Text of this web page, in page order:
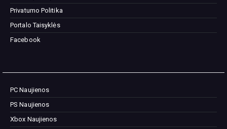
Privatumo Politika
Portalo Taisyklės
Facebook
PC Naujienos
PS Naujienos
Xbox Naujienos